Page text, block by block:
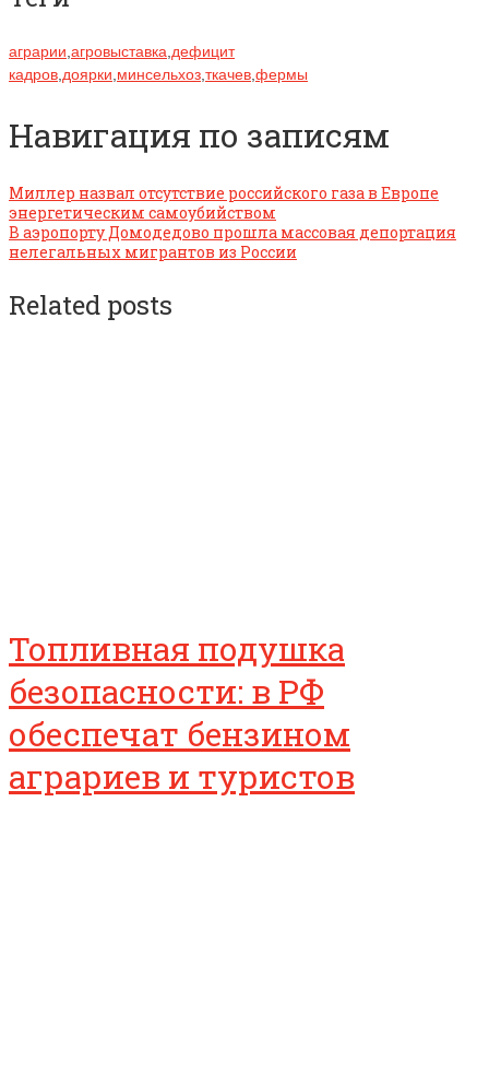
аграрии агровыставка дефицит
кадров доярки минсельхоз ткачев фермы
Навигация по записям
Миллер назвал отсутствие российского газа в Европе
энергетическим самоубийством
В аэропорту Домодедово прошла массовая депортация
нелегальных мигрантов из России
Related posts
Топливная подушка
безопасности: в РФ
обеспечат бензином
аграриев и туристов